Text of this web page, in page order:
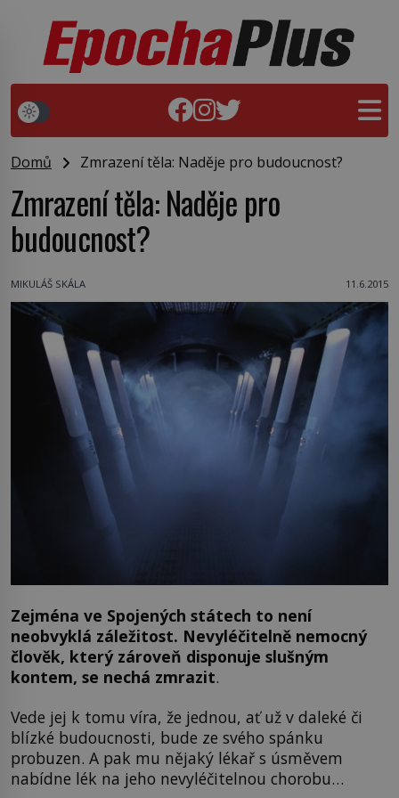
Domů Zmrazení těla: Naděje pro budoucnost?
Zmrazení těla: Naděje pro
budoucnost?
MIKULÁŠ SKÁLA 11.6.2015
Zejména ve Spojených státech to není
neobvyklá záležitost. Nevyléčitelně nemocný
člověk, který zároveň disponuje slušným
kontem, se nechá zmrazit.
Vede jej k tomu víra, že jednou, ať už v daleké či
blízké budoucnosti, bude ze svého spánku
probuzen. A pak mu nějaký lékař s úsměvem
nabídne lék na jeho nevyléčitelnou chorobu…